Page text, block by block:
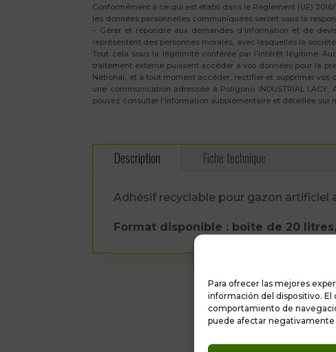
Para ofrecer las mejores
información del dispositivo.
comportamiento de
puede afectar negativamente
Conformément à ce qui est établi dans le Règlement (UE)
les données personnelles communiquées seront sous la
– Gérer et répondre aux demandes d’information et de
représentent des personnes morales, avec lesquelles la
Tout cela sous la légitimité conférée par l’intérêt légitime.
traitement externe puissent accéder à vos données pour la
National, et à tout moment accéder, rectifier et supprimer vos
une communication adressée à Polígono INDUSTRIAL LACY,
pouvez consulter l’information supplémentaire et détaillée
Description Fiche technique
Adhésif recyclable pour gazon artificiel
Format disponible : boîte de 20 litres.